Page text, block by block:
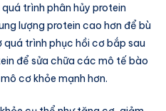
trình phân hủy protein
lượng protein cao hơn để bù
trình phục hồi cơ bắp sau
để sửa chữa các mô tế bào
cơ khỏe mạnh hơn.